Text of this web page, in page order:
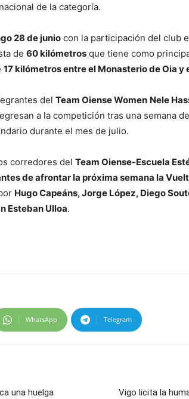
de la categoría.
28 de junio con la participación del club
de 60 kilómetros que tiene como
17 kilómetros entre el Monasterio de Oia y
del Team Oiense Women Nele
a la competición tras una semana
durante el mes de julio.
corredores del Team Oiense-Escuela
de afrontar la próxima semana la
Hugo Capeáns, Jorge López, Diego
Esteban Ulloa.
WhatsApp Telegram
una huelga
Vigo licita la